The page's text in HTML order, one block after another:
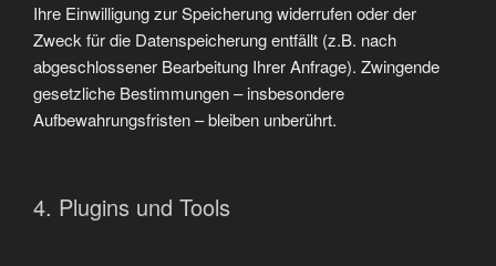
Ihre Einwilligung zur Speicherung widerrufen oder der
Zweck für die Datenspeicherung entfällt (z.B. nach
abgeschlossener Bearbeitung Ihrer Anfrage). Zwingende
gesetzliche Bestimmungen – insbesondere
Aufbewahrungsfristen – bleiben unberührt.
4. Plugins und Tools